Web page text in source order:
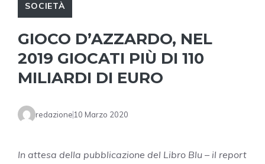
SOCIETÀ
GIOCO D’AZZARDO, NEL
2019 GIOCATI PIÙ DI 110
MILIARDI DI EURO
redazione 10 Marzo 2020
In attesa della pubblicazione del Libro Blu – il report